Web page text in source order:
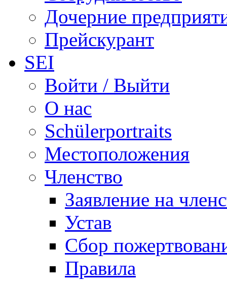
Дочерние
Прейскурант
SEI
Войти / Выйти
О нас
Schülerportraits
Местоположения
Членство
Заявление на
Устав
Сбор
Правила